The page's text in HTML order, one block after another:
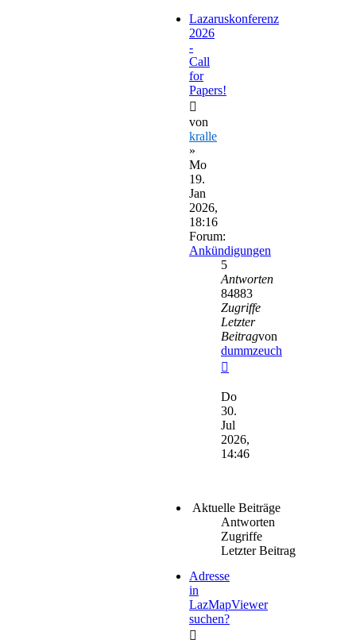
Lazaruskonferenz
2026
-
Call
for
Papers!
von
kralle
»
Mo
19.
Jan
2026,
18:16
Forum:
Ankündigungen
5
Antworten
84883
Zugriffe
Letzter
Beitragvon
dummzeuch
Beitrag
Do
30.
Jul
2026,
14:46
Aktuelle Beiträge
Antworten
Zugriffe
Letzter Beitrag
Adresse
in
LazMapViewer
suchen?